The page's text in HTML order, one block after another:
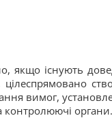
якщо існують
вимог,
контролюючі органи.